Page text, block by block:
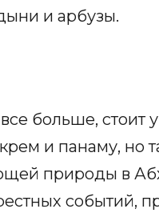
и арбузы.
больше, стоит
и панаму, но
природы в
событий,